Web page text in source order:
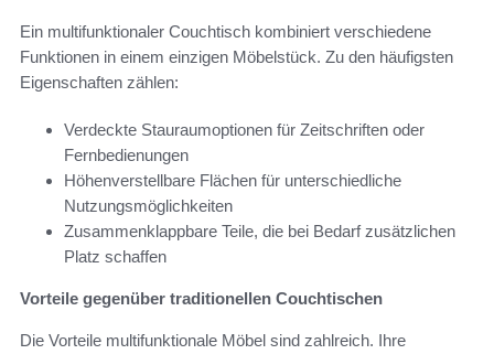
Ein multifunktionaler Couchtisch kombiniert verschiedene
Funktionen in einem einzigen Möbelstück. Zu den häufigsten
Eigenschaften zählen:
Verdeckte Stauraumoptionen für Zeitschriften oder
Fernbedienungen
Höhenverstellbare Flächen für unterschiedliche
Nutzungsmöglichkeiten
Zusammenklappbare Teile, die bei Bedarf zusätzlichen
Platz schaffen
Vorteile gegenüber traditionellen Couchtischen
Die Vorteile multifunktionale Möbel sind zahlreich. Ihre